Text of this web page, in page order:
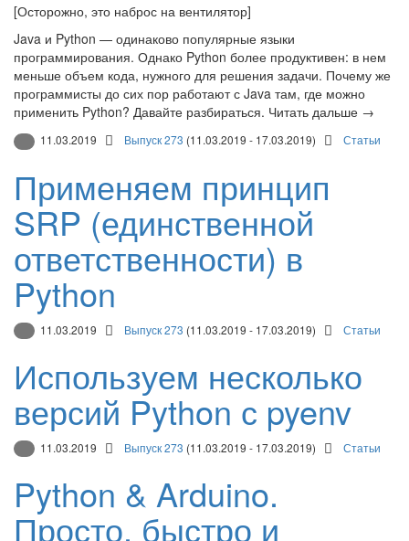
[Осторожно, это наброс на вентилятор]
Java и Python — одинаково популярные языки
программирования. Однако Python более продуктивен: в нем
меньше объем кода, нужного для решения задачи. Почему же
программисты до сих пор работают с Java там, где можно
применить Python? Давайте разбираться. Читать дальше →
11.03.2019 Выпуск 273 (11.03.2019 - 17.03.2019) Статьи
Применяем принцип
SRP (единственной
ответственности) в
Python
11.03.2019 Выпуск 273 (11.03.2019 - 17.03.2019) Статьи
Используем несколько
версий Python с pyenv
11.03.2019 Выпуск 273 (11.03.2019 - 17.03.2019) Статьи
Python & Arduino.
Просто, быстро и